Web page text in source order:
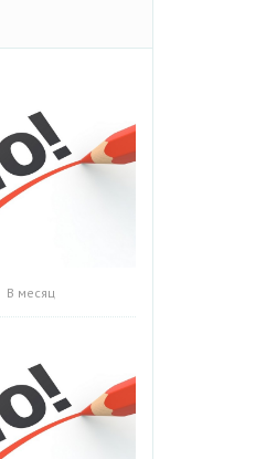
В месяц